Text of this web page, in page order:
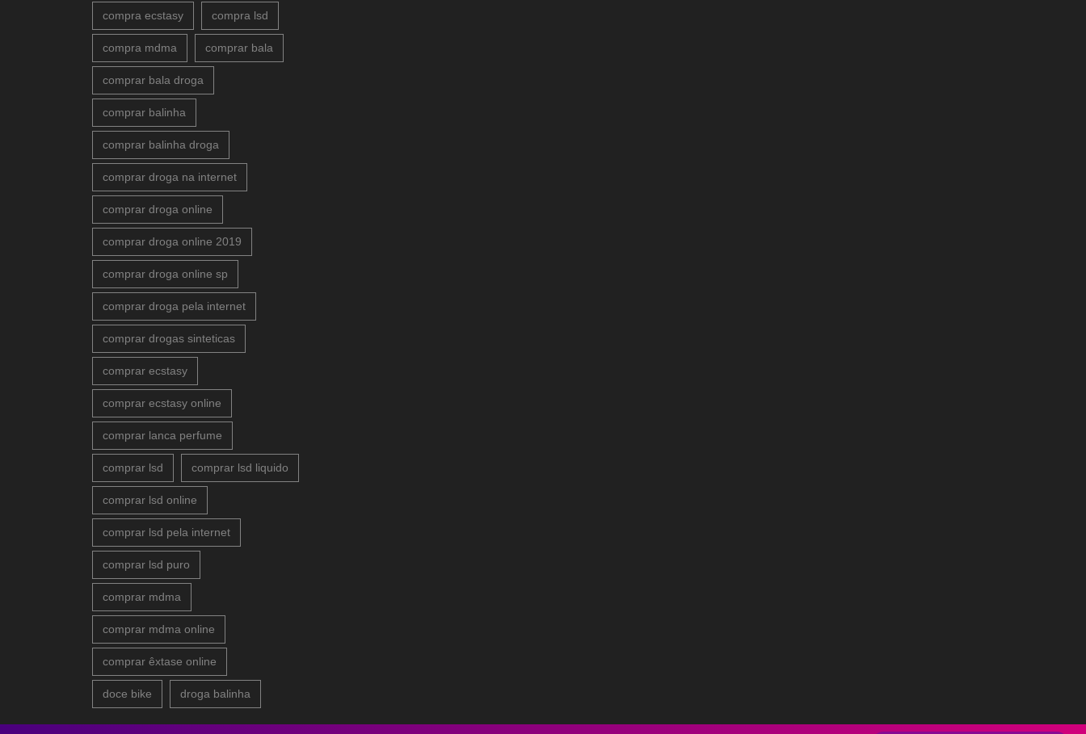
compra ecstasy compra lsd
compra mdma comprar bala
comprar bala droga
comprar balinha
comprar balinha droga
comprar droga na internet
comprar droga online
comprar droga online 2019
comprar droga online sp
comprar droga pela internet
comprar drogas sinteticas
comprar ecstasy
comprar ecstasy online
comprar lanca perfume
comprar lsd comprar lsd liquido
comprar lsd online
comprar lsd pela internet
comprar lsd puro
comprar mdma
comprar mdma online
comprar êxtase online
doce bike droga balinha